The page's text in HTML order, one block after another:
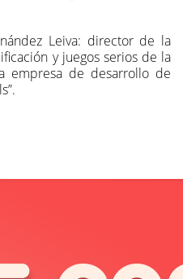
Leiva: director de la
y juegos serios de la
de desarrollo de